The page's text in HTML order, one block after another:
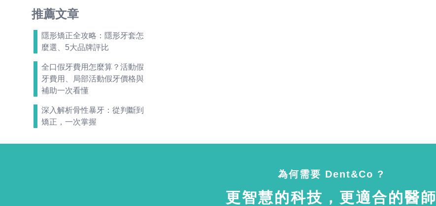
推薦文章
隱形矯正全攻略：隱形牙套怎
麼選、5大品牌評比
全口假牙費用怎麼算？活動假
牙費用、局部活動假牙價格與
補助一次看懂
深入解析骨性暴牙：從判斷到
矯正，一次掌握
為何需要 Dent&Co ?
更智慧的科技，更適合的醫師